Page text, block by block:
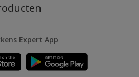
Expert App